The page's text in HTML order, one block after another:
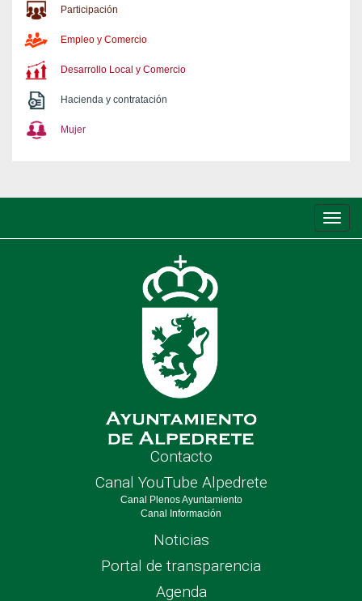
Participación
Empleo y Comercio
Desarrollo Local y Comercio
Hacienda y contratación
Mujer
de
Contacto
Canal YouTube Alpedrete
Canal Plenos Ayuntamiento
Canal Información
Noticias
Portal de transparencia
Agenda